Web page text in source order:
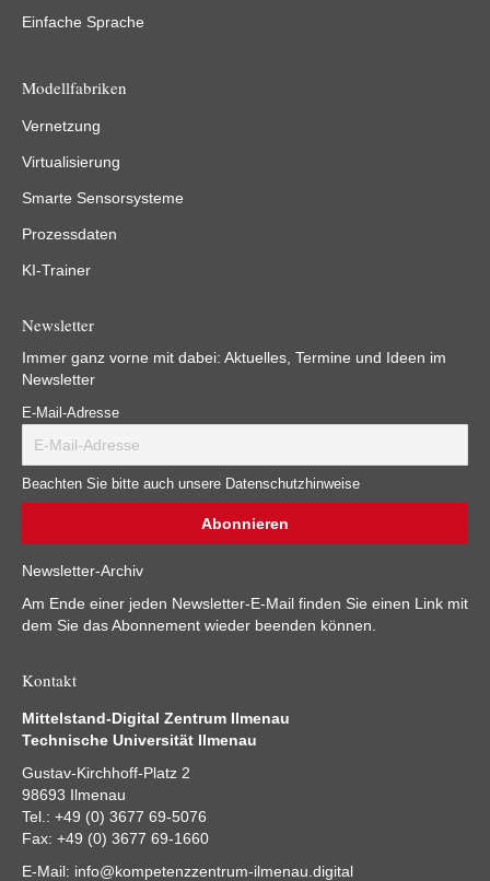
Einfache Sprache
Modellfabriken
Vernetzung
Virtualisierung
Smarte Sensorsysteme
Prozessdaten
KI-Trainer
Newsletter
Immer ganz vorne mit dabei: Aktuelles, Termine und Ideen im
Newsletter
E-Mail-Adresse
Beachten Sie bitte auch unsere Datenschutzhinweise
Newsletter-Archiv
Am Ende einer jeden Newsletter-E-Mail finden Sie einen Link mit
dem Sie das Abonnement wieder beenden können.
Kontakt
Mittelstand-Digital Zentrum Ilmenau
Technische Universität Ilmenau
Gustav-Kirchhoff-Platz 2
98693 Ilmenau
Tel.: +49 (0) 3677 69-5076
Fax: +49 (0) 3677 69-1660
E-Mail: info@kompetenzzentrum-ilmenau.digital